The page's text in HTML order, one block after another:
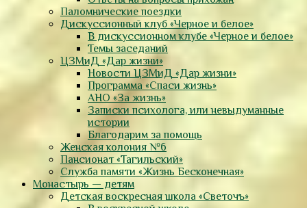
Паломнические поездки
Дискуссионный клуб «Черное и белое»
В дискуссионном клубе «Черное и белое»
Темы заседаний
ЦЗМиД «Дар жизни»
Новости ЦЗМиД «Дар жизни»
Программа «Спаси жизнь»
АНО «За жизнь»
Записки психолога, или невыдуманные
истории
Благодарим за помощь
Женская колония №6
Пансионат «Тагильский»
Служба памяти «Жизнь Бесконечная»
Монастырь — детям
Детская воскресная школа «Светочъ»